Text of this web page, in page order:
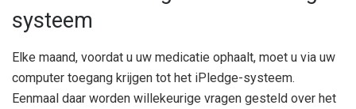
systeem
Elke maand, voordat u uw medicatie ophaalt, moet u via uw
computer toegang krijgen tot het iPledge-systeem.
Eenmaal daar worden willekeurige vragen gesteld over het